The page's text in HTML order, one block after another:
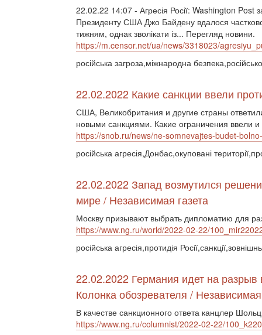
22.02.22 14:07 - Агресія Росії: Washington Post
Президенту США Джо Байдену вдалося
тижням, однак зволікати із... Перегляд новини.
https://m.censor.net/ua/news/3318023/
російська загроза,міжнародна
22.02.2022 Какие санкции ввели
США, Великобритания и другие страны
новыми санкциями. Какие ограничения ввели
https://snob.ru/news/ne-somnevajtes-budet-
російська агресія,Донбас,окуповані
22.02.2022 Запад возмутился
мире / Независимая газета
Москву призывают выбрать дипломатию для
https://www.ng.ru/world/2022-02-22/
російська агресія,протидія
22.02.2022 Германия идет на
Колонка обозревателя / Независимая
В качестве санкционного ответа канцлер
https://www.ng.ru/columnist/2022-02-22/